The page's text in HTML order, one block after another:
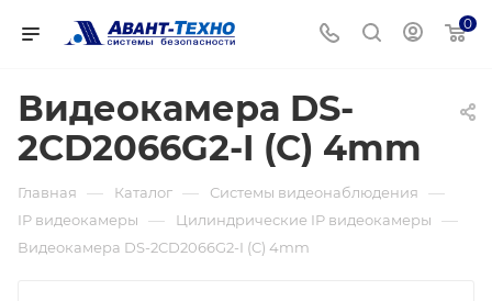
0
Видеокамера DS-
2CD2066G2-I (C) 4mm
Главная — Каталог — Системы видеонаблюдения —
IP видеокамеры — Цилиндрические IP видеокамеры —
Видеокамера DS-2CD2066G2-I (C) 4mm